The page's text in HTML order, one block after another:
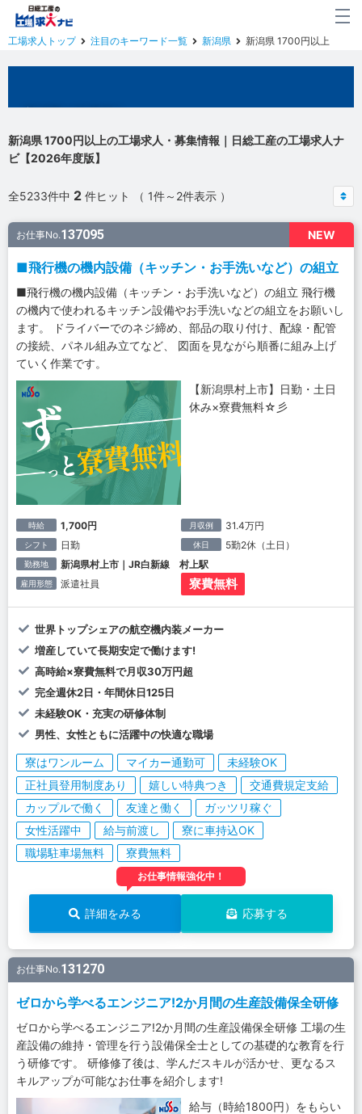
工場求人トップ 注目のキーワード一覧 新潟県 新潟県 1700円以上
新潟県 1700円以上の工場求人・募集情報｜日総工産の工場求人ナ
ビ【2026年度版】
全5233件中 2 件ヒット （ 1件～2件表示 ）
NEW
お仕事No.137095
■飛行機の機内設備（キッチン・お手洗いなど）の組立
■飛行機の機内設備（キッチン・お手洗いなど）の組立 飛行機
の機内で使われるキッチン設備やお手洗いなどの組立をお願いし
ます。 ドライバーでのネジ締め、部品の取り付け、配線・配管
の接続、パネル組み立てなど、 図面を見ながら順番に組み上げ
ていく作業です。
【新潟県村上市】日勤・土日
休み×寮費無料☆彡
時給 1,700円 月収例 31.4万円
シフト 日勤 休日 5勤2休（土日）
勤務地 新潟県村上市｜JR白新線 村上駅
雇用形態 派遣社員 寮費無料
世界トップシェアの航空機内装メーカー
増産していて長期安定で働けます!
高時給×寮費無料で月収30万円超
完全週休2日・年間休日125日
未経験OK・充実の研修体制
男性、女性ともに活躍中の快適な職場
寮はワンルーム マイカー通勤可
未経験OK
正社員登用制度あり
嬉しい特典つき
交通費規定支給
カップルで働く
友達と働く
ガッツリ稼ぐ
女性活躍中
給与前渡し
寮に車持込OK
職場駐車場無料
寮費無料
お仕事情報強化中！
詳細をみる 応募する
お仕事No.131270
ゼロから学べるエンジニア!2か月間の生産設備保全研修
ゼロから学べるエンジニア!2か月間の生産設備保全研修 工場の生
産設備の維持・管理を行う設備保全士としての基礎的な教育を行
う研修です。 研修修了後は、学んだスキルが活かせ、更なるス
キルアップが可能なお仕事を紹介します!
給与（時給1800円）をもらい